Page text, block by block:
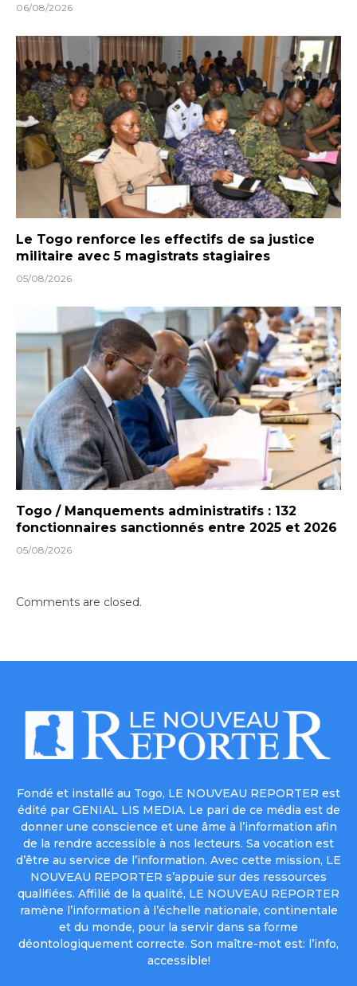
06/08/2026
Le Togo renforce les effectifs de sa justice
militaire avec 5 magistrats stagiaires
05/08/2026
Togo / Manquements administratifs : 132
fonctionnaires sanctionnés entre 2025 et 2026
05/08/2026
Comments are closed.
Fondé et installé au Togo, LE NOUVEAU REPORTER est
édité par GENIAL LIS MEDIA. Le pari de ce média est de
donner une conscience et une âme à l’information afin
de la rendre accessible à nos lecteurs. Sa vocation est
d’être au service de l’information. Avec cette mission, LE
NOUVEAU REPORTER s’appuie sur des ressources
qualifiées. Affilié de la qualité, LE NOUVEAU REPORTER
ramène l’information à l’échelle nationale, continentale
et du monde, pour la servir dans sa forme
déontologiquement correcte. Son maître-mot est: l’info,
accessible!